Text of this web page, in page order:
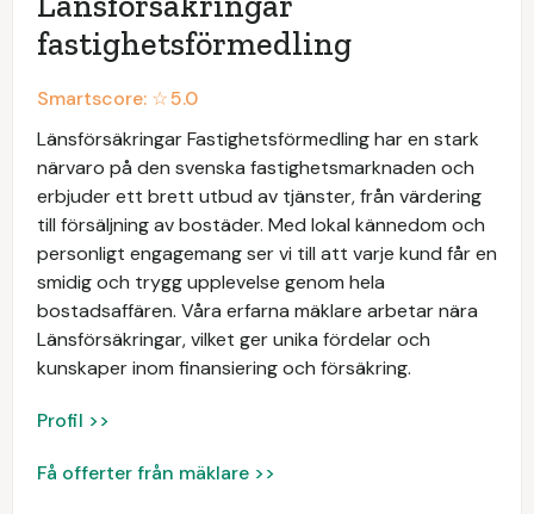
fastighetsförmedling
Smartscore: ☆5.0
Länsförsäkringar Fastighetsförmedling har en stark
närvaro på den svenska fastighetsmarknaden och
erbjuder ett brett utbud av tjänster, från värdering
till försäljning av bostäder. Med lokal kännedom och
personligt engagemang ser vi till att varje kund får en
smidig och trygg upplevelse genom hela
bostadsaffären. Våra erfarna mäklare arbetar nära
Länsförsäkringar, vilket ger unika fördelar och
kunskaper inom finansiering och försäkring.
Profil >>
Få offerter från mäklare >>